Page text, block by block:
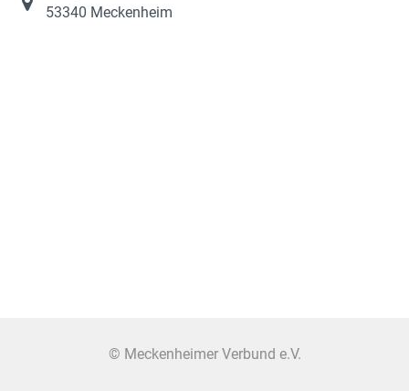
53340 Meckenheim
© Meckenheimer Verbund e.V.